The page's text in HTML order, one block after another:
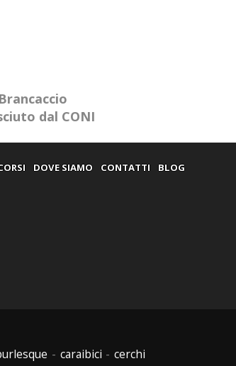
dal CONI
DOVE SIAMO CONTATTI BLOG
- caraibici - cerchi